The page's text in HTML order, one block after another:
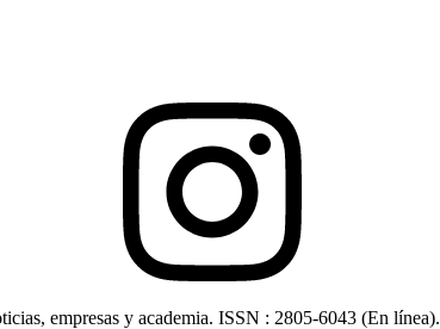
empresas y academia. ISSN : 2805-6043 (En línea).